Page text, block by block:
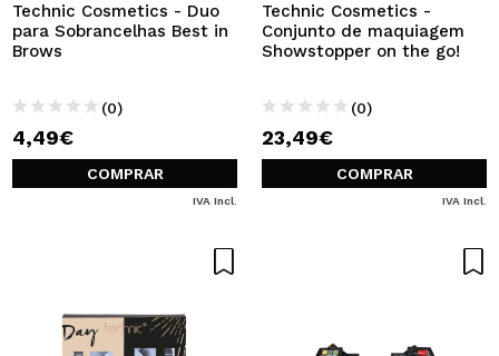
Technic Cosmetics - Duo
para Sobrancelhas Best in
Brows
(0)
4,49€
COMPRAR
IVA Incl.
Technic Cosmetics -
Conjunto de maquiagem
Showstopper on the go!
(0)
23,49€
COMPRAR
IVA Incl.